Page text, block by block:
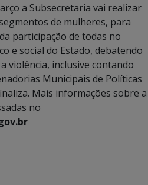
a Subsecretaria vai realizar
de mulheres, para
participação de todas no
e social do Estado, debatendo
violência, inclusive contando
Municipais de Políticas
Mais informações sobre a
no